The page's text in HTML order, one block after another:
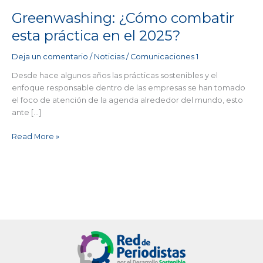
Greenwashing: ¿Cómo combatir
esta práctica en el 2025?
Deja un comentario / Noticias/ Comunicaciones 1
Desde hace algunos años las prácticas sostenibles y el
enfoque responsable dentro de las empresas se han tomado
el foco de atención de la agenda alrededor del mundo, esto
ante […]
Read More »